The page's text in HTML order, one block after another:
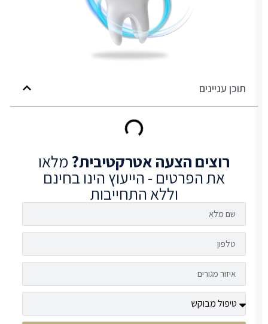
תוכן עניינים
רוציםהצעה אטרקטיבית?מלאו
את הפרטים - הייעוץ הינו בחינם
וללא התחייבות